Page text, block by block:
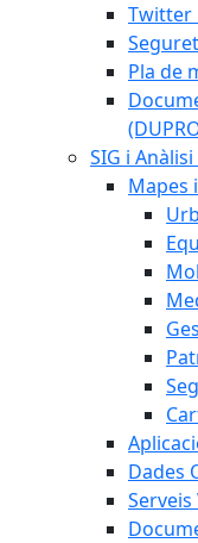
Twitter
Pla de
SIG i
Mapes
Dades